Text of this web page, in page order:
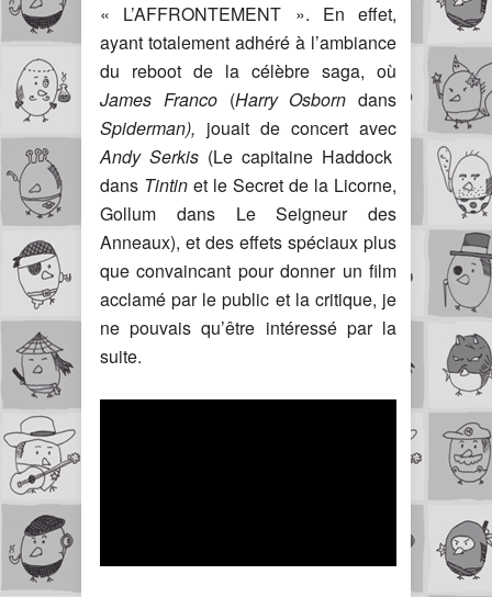
« L’AFFRONTEMENT ». En effet,
ayant totalement adhéré à l’ambiance
du reboot de la célèbre saga, où
James Franco(Harry Osborn dans
Spiderman), jouait de concert avec
Andy Serkis (Le capitaine Haddock
dans Tintin et le Secret de la Licorne,
Gollum dans Le Seigneur des
Anneaux), et des effets spéciaux plus
que convaincant pour donner un film
acclamé par le public et la critique, je
ne pouvais qu’être intéressé par la
suite.